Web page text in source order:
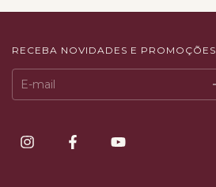
RECEBA NOVIDADES E PROMOÇÕES